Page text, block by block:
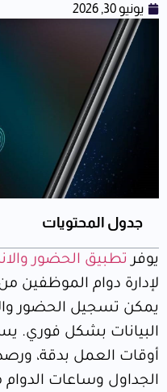
يونيو 30, 2026
جدول المحتويات
يوفر تطبيق الحضور
لإدارة دوام الموظفين
يمكن تسجيل الحضور
البيانات بشكل فوري.
أوقات العمل بدقة، ورصد
الجداول وساعات